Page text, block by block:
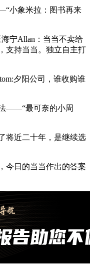
象米拉：图书再来
Allan：当当不卖给
支持当当。独立自主打
夕阳公司，谁收购谁
——“最可奈的小周
近二十年，是继续选
日的当当作出的答案